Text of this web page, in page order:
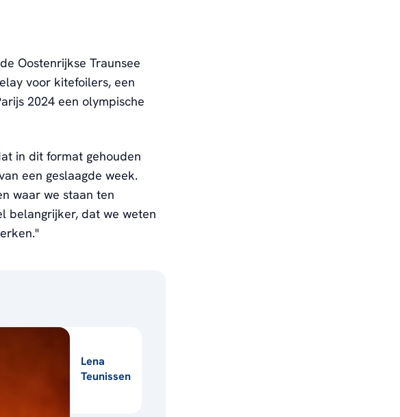
Oostenrijkse Traunsee
voor kitefoilers, een
2024 een olympische
in dit format gehouden
een geslaagde week.
waar we staan ten
belangrijker, dat we weten
Lena
Teunissen